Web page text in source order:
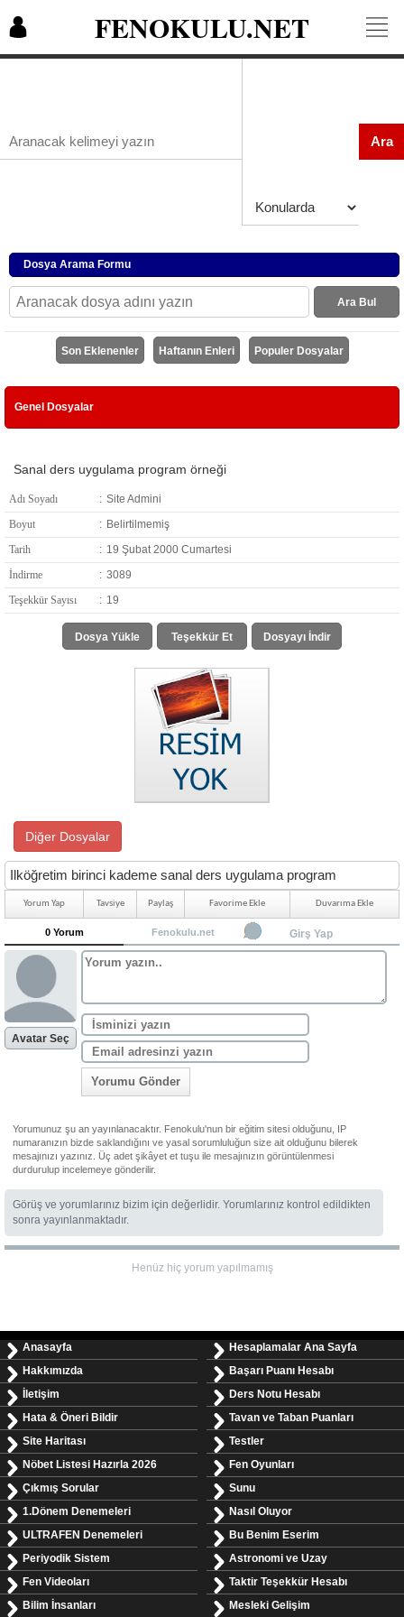
FENOKULU.NET
Ara
Dosya Arama Formu
Ara Bul
Son Eklenenler Haftanın Enleri Populer Dosyalar
Genel Dosyalar
Sanal ders uygulama program örneği
Adı Soyadı : Site Admini
Boyut
: Belirtilmemiş
Tarih
: 19 Şubat 2000 Cumartesi
İndirme
: 3089
Teşekkür Sayısı
: 19
Dosya Yükle Teşekkür Et Dosyayı İndir
Diğer Dosyalar
Ilköğretim birinci kademe sanal ders uygulama program
Yorum Yap Tavsiye Paylaş Favorime Ekle Duvarıma Ekle
0 Yorum Fenokulu.net Girş Yap
Avatar Seç
Yorumu Gönder
Yorumunuz şu an yayınlanacaktır. Fenokulu'nun bir eğitim sitesi olduğunu, IP
numaranızın bizde saklandığını ve yasal sorumluluğun size ait olduğunu bilerek
mesajınızı yazınız. Üç adet şikâyet et tuşu ile mesajınızın görüntülenmesi
durdurulup incelemeye gönderilir.
Görüş ve yorumlarınız bizim için değerlidir. Yorumlarınız kontrol edildikten
sonra yayınlanmaktadır.
Henüz hiç yorum yapılmamış
Anasayfa
Hakkımızda
İletişim
Hata & Öneri Bildir
Site Haritası
Nöbet Listesi Hazırla 2026
Çıkmış Sorular
1.Dönem Denemeleri
ULTRAFEN Denemeleri
Periyodik Sistem
Fen Videoları
Bilim İnsanları
Hesaplamalar Ana Sayfa
Başarı Puanı Hesabı
Ders Notu Hesabı
Tavan ve Taban Puanları
Testler
Fen Oyunları
Sunu
Nasıl Oluyor
Bu Benim Eserim
Astronomi ve Uzay
Taktir Teşekkür Hesabı
Mesleki Gelişim